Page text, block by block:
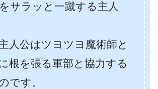
サラッと一蹴する主人
人公はツヨツヨ魔術師と
根を張る軍部と協力する
です。